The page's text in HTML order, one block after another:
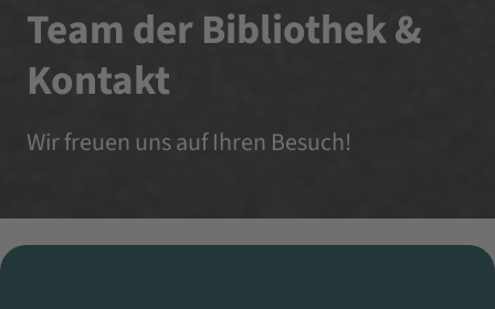
Team der Bibliothek &
Kontakt
Wir freuen uns auf Ihren Besuch!